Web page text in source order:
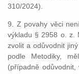
310/2024).
9. Z povahy věci
výkladu § 2958 o. z.
zvolit a odůvodnit
podle Metodiky,
(případně